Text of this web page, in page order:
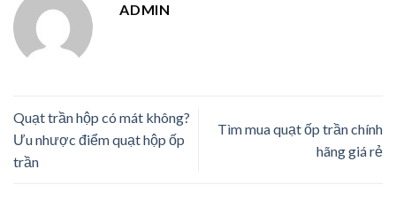
ADMIN
Quạt trần hộp có mát không?
Ưu nhược điểm quạt hộp ốp
trần
Tìm mua quạt ốp trần chính
hãng giá rẻ